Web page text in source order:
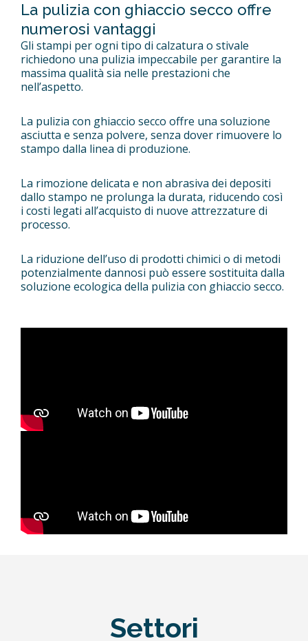
La pulizia con ghiaccio secco offre
numerosi vantaggi
Gli stampi per ogni tipo di calzatura o stivale
richiedono una pulizia impeccabile per garantire la
massima qualità sia nelle prestazioni che
nell’aspetto.
La pulizia con ghiaccio secco offre una soluzione
asciutta e senza polvere, senza dover rimuovere lo
stampo dalla linea di produzione.
La rimozione delicata e non abrasiva dei depositi
dallo stampo ne prolunga la durata, riducendo così
i costi legati all’acquisto di nuove attrezzature di
processo.
La riduzione dell’uso di prodotti chimici o di metodi
potenzialmente dannosi può essere sostituita dalla
soluzione ecologica della pulizia con ghiaccio secco.
Settori